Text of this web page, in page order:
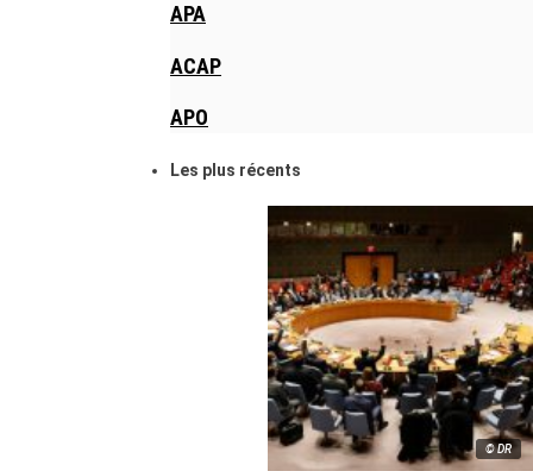
APA
ACAP
APO
Les plus récents
© DR